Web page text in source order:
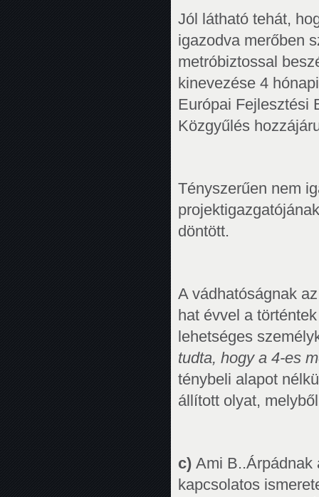
Jól látható tehát,
igazodva merőben
metróbiztossal
kinevezése 4
Európai Fejlesztési
Közgyűlés
Tényszerűen nem
döntött.
A vádhatóságnak
hat évvel a
lehetséges
tudta, hogy a 4-es
ténybeli alapot
állított olyat,
c) Ami B..Árpádnak
kapcsolatos